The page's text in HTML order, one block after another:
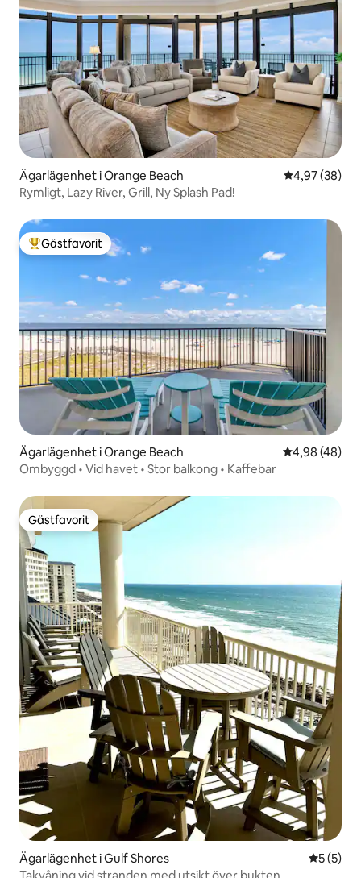
Ägarlägenhet i Orange Beach 4,97 av 5 i
4,97 (38)
Rymligt, Lazy River, Grill, Ny Splash Pad!
Populär gästfavorit
Gästfavorit
Ägarlägenhet i Orange Beach 4,98 av 5 i
4,98 (48)
Ombyggd • Vid havet • Stor balkong • Kaffebar
Gästfavorit
Gästfavorit
Ägarlägenhet i Gulf Shores 5 av 5 i
5 (5)